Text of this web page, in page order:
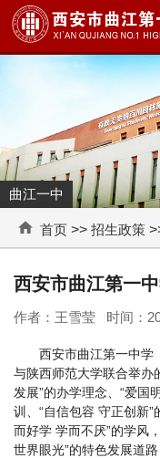
曲江一中
首页 >> 招生政策
西安市曲江第一
作者：王雪莹 时间：
西安市曲江第一中学
与陕西师范大学联合举办
发展”的办学理念、“爱国
训、“自信包容 守正创新”
而好学 学而不厌”的学风
世界眼光”的特色发展道